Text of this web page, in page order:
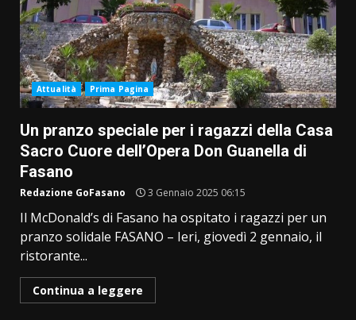
Attualità Prima Pagina
Un pranzo speciale per i ragazzi della Casa
Sacro Cuore dell’Opera Don Guanella di
Fasano
Redazione GoFasano 3 Gennaio 2025 06:15
Il McDonald’s di Fasano ha ospitato i ragazzi per un
pranzo solidale FASANO – Ieri, giovedì 2 gennaio, il
ristorante...
Continua a leggere